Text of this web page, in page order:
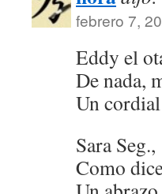
febrero 7,
Eddy el
De nada,
Un
Sara Seg.,
Como